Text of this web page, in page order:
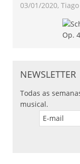
03/01/2020,
NEWSLETTER
Todas as
musical.